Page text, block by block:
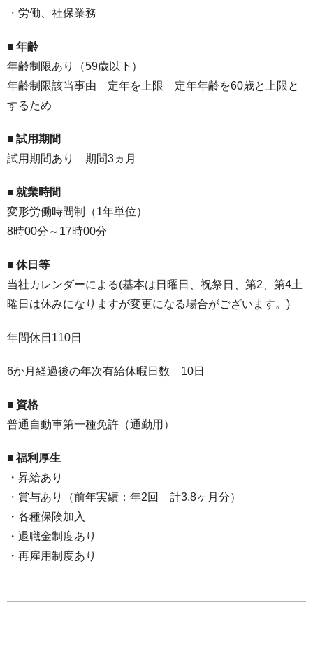
・労働、社保業務
■ 年齢
年齢制限あり（59歳以下）
年齢制限該当事由 定年を上限 定年年齢を60歳と上限と
するため
■ 試用期間
試用期間あり 期間3ヵ月
■ 就業時間
変形労働時間制（1年単位）
8時00分～17時00分
■ 休日等
当社カレンダーによる(基本は日曜日、祝祭日、第2、第4土
曜日は休みになりますが変更になる場合がございます。)
年間休日110日
6か月経過後の年次有給休暇日数 10日
■ 資格
普通自動車第一種免許（通勤用）
■ 福利厚生
・昇給あり
・賞与あり（前年実績：年2回 計3.8ヶ月分）
・各種保険加入
・退職金制度あり
・再雇用制度あり